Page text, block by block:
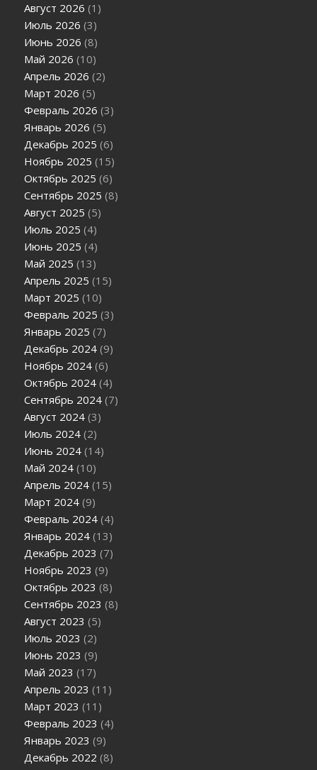
Август 2026 (1)
Июль 2026 (3)
Июнь 2026 (8)
Май 2026 (10)
Апрель 2026 (2)
Март 2026 (5)
Февраль 2026 (3)
Январь 2026 (5)
Декабрь 2025 (6)
Ноябрь 2025 (15)
Октябрь 2025 (6)
Сентябрь 2025 (8)
Август 2025 (5)
Июль 2025 (4)
Июнь 2025 (4)
Май 2025 (13)
Апрель 2025 (15)
Март 2025 (10)
Февраль 2025 (3)
Январь 2025 (7)
Декабрь 2024 (9)
Ноябрь 2024 (6)
Октябрь 2024 (4)
Сентябрь 2024 (7)
Август 2024 (3)
Июль 2024 (2)
Июнь 2024 (14)
Май 2024 (10)
Апрель 2024 (15)
Март 2024 (9)
Февраль 2024 (4)
Январь 2024 (13)
Декабрь 2023 (7)
Ноябрь 2023 (9)
Октябрь 2023 (8)
Сентябрь 2023 (8)
Август 2023 (5)
Июль 2023 (2)
Июнь 2023 (9)
Май 2023 (17)
Апрель 2023 (11)
Март 2023 (11)
Февраль 2023 (4)
Январь 2023 (9)
Декабрь 2022 (8)